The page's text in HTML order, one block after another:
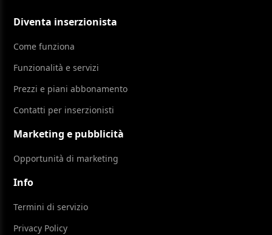
Diventa inserzionista
Come funziona
Funzionalità e servizi
Prezzi e piani abbonamento
Contatti per inserzionisti
Marketing e pubblicità
Opportunità di marketing
Info
Termini di servizio
Privacy Policy